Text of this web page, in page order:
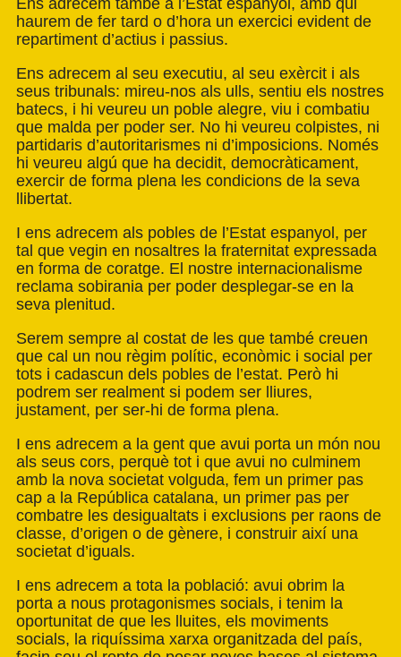
Ens adrecem també a l’Estat espanyol, amb qui
haurem de fer tard o d’hora un exercici evident de
repartiment d’actius i passius.
Ens adrecem al seu executiu, al seu exèrcit i als
seus tribunals: mireu-nos als ulls, sentiu els nostres
batecs, i hi veureu un poble alegre, viu i combatiu
que malda per poder ser. No hi veureu colpistes, ni
partidaris d’autoritarismes ni d’imposicions. Només
hi veureu algú que ha decidit, democràticament,
exercir de forma plena les condicions de la seva
llibertat.
I ens adrecem als pobles de l’Estat espanyol, per
tal que vegin en nosaltres la fraternitat expressada
en forma de coratge. El nostre internacionalisme
reclama sobirania per poder desplegar-se en la
seva plenitud.
Serem sempre al costat de les que també creuen
que cal un nou règim polític, econòmic i social per
tots i cadascun dels pobles de l’estat. Però hi
podrem ser realment si podem ser lliures,
justament, per ser-hi de forma plena.
I ens adrecem a la gent que avui porta un món nou
als seus cors, perquè tot i que avui no culminem
amb la nova societat volguda, fem un primer pas
cap a la República catalana, un primer pas per
combatre les desigualtats i exclusions per raons de
classe, d’origen o de gènere, i construir així una
societat d’iguals.
I ens adrecem a tota la població: avui obrim la
porta a nous protagonismes socials, i tenim la
oportunitat de que les lluites, els moviments
socials, la riquíssima xarxa organitzada del país,